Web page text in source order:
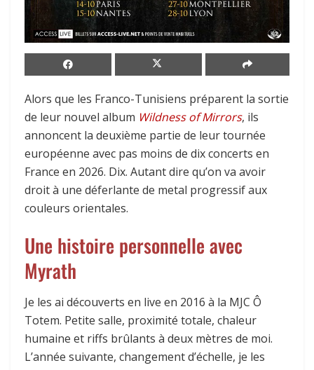
Alors que les Franco-Tunisiens préparent la sortie
de leur nouvel album Wildness of Mirrors, ils
annoncent la deuxième partie de leur tournée
européenne avec pas moins de dix concerts en
France en 2026. Dix. Autant dire qu’on va avoir
droit à une déferlante de metal progressif aux
couleurs orientales.
Une histoire personnelle avec
Myrath
Je les ai découverts en live en 2016 à la MJC Ô
Totem. Petite salle, proximité totale, chaleur
humaine et riffs brûlants à deux mètres de moi.
L’année suivante, changement d’échelle, je les